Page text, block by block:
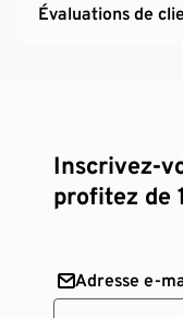
Évaluations de
Inscrivez-
profitez de
Adresse e-